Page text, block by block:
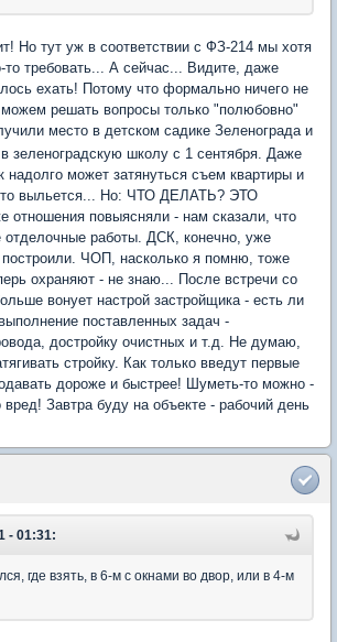
Но тут уж в соответствии с ФЗ-214 мы хотя
требовать... А сейчас... Видите, даже
ехать! Потому что формально ничего не
решать вопросы только "полюбовно"
место в детском садике Зеленограда и
зеленоградскую школу с 1 сентября. Даже
надолго может затянуться съем квартиры и
выльется... Но: ЧТО ДЕЛАТЬ? ЭТО
повыясняли - нам сказали, что
отделочные работы. ДСК, конечно, уже
ЧОП, насколько я помню, тоже
охраняют - не знаю... После встречи со
вонует настрой застройщика - есть ли
поставленных задач -
достройку очистных и т.д. Не думаю,
стройку. Как только введут первые
дороже и быстрее! Шуметь-то можно -
Завтра буду на объекте - рабочий день
- 01:31:
где взять, в 6-м с окнами во двор, или в 4-м